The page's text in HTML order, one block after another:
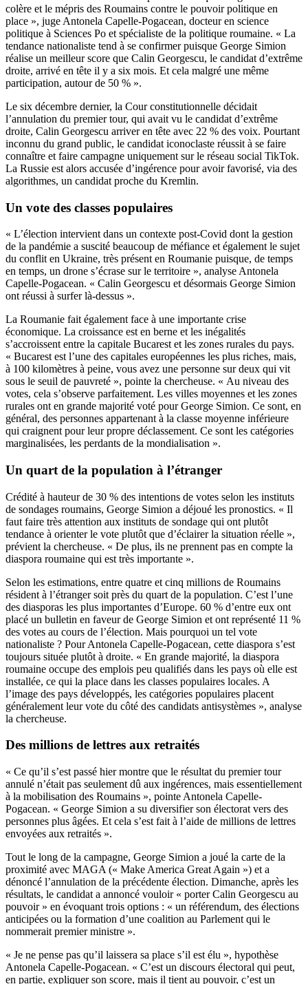
colère et le mépris des Roumains contre le pouvoir politique en
place », juge Antonela Capelle-Pogacean, docteur en science
politique à Sciences Po et spécialiste de la politique roumaine. « La
tendance nationaliste tend à se confirmer puisque George Simion
réalise un meilleur score que Calin Georgescu, le candidat d’extrême
droite, arrivé en tête il y a six mois. Et cela malgré une même
participation, autour de 50 % ».
Le six décembre dernier, la Cour constitutionnelle décidait
l’annulation du premier tour, qui avait vu le candidat d’extrême
droite, Calin Georgescu arriver en tête avec 22 % des voix. Pourtant
inconnu du grand public, le candidat iconoclaste réussit à se faire
connaître et faire campagne uniquement sur le réseau social TikTok.
La Russie est alors accusée d’ingérence pour avoir favorisé, via des
algorithmes, un candidat proche du Kremlin.
Un vote des classes populaires
« L’élection intervient dans un contexte post-Covid dont la gestion
de la pandémie a suscité beaucoup de méfiance et également le sujet
du conflit en Ukraine, très présent en Roumanie puisque, de temps
en temps, un drone s’écrase sur le territoire », analyse Antonela
Capelle-Pogacean. « Calin Georgescu et désormais George Simion
ont réussi à surfer là-dessus ».
La Roumanie fait également face à une importante crise
économique. La croissance est en berne et les inégalités
s’accroissent entre la capitale Bucarest et les zones rurales du pays.
« Bucarest est l’une des capitales européennes les plus riches, mais,
à 100 kilomètres à peine, vous avez une personne sur deux qui vit
sous le seuil de pauvreté », pointe la chercheuse. « Au niveau des
votes, cela s’observe parfaitement. Les villes moyennes et les zones
rurales ont en grande majorité voté pour George Simion. Ce sont, en
général, des personnes appartenant à la classe moyenne inférieure
qui craignent pour leur propre déclassement. Ce sont les catégories
marginalisées, les perdants de la mondialisation ».
Un quart de la population à l’étranger
Crédité à hauteur de 30 % des intentions de votes selon les instituts
de sondages roumains, George Simion a déjoué les pronostics. « Il
faut faire très attention aux instituts de sondage qui ont plutôt
tendance à orienter le vote plutôt que d’éclairer la situation réelle »,
prévient la chercheuse. « De plus, ils ne prennent pas en compte la
diaspora roumaine qui est très importante ».
Selon les estimations, entre quatre et cinq millions de Roumains
résident à l’étranger soit près du quart de la population. C’est l’une
des diasporas les plus importantes d’Europe. 60 % d’entre eux ont
placé un bulletin en faveur de George Simion et ont représenté 11 %
des votes au cours de l’élection. Mais pourquoi un tel vote
nationaliste ? Pour Antonela Capelle-Pogacean, cette diaspora s’est
toujours située plutôt à droite. « En grande majorité, la diaspora
roumaine occupe des emplois peu qualifiés dans les pays où elle est
installée, ce qui la place dans les classes populaires locales. A
l’image des pays développés, les catégories populaires placent
généralement leur vote du côté des candidats antisystèmes », analyse
la chercheuse.
Des millions de lettres aux retraités
« Ce qu’il s’est passé hier montre que le résultat du premier tour
annulé n’était pas seulement dû aux ingérences, mais essentiellement
à la mobilisation des Roumains », pointe Antonela Capelle-
Pogacean. « George Simion a su diversifier son électorat vers des
personnes plus âgées. Et cela s’est fait à l’aide de millions de lettres
envoyées aux retraités ».
Tout le long de la campagne, George Simion a joué la carte de la
proximité avec MAGA (« Make America Great Again ») et a
dénoncé l’annulation de la précédente élection. Dimanche, après les
résultats, le candidat a annoncé vouloir « porter Calin Georgescu au
pouvoir » en évoquant trois options : « un référendum, des élections
anticipées ou la formation d’une coalition au Parlement qui le
nommerait premier ministre ».
« Je ne pense pas qu’il laissera sa place s’il est élu », hypothèse
Antonela Capelle-Pogacean. « C’est un discours électoral qui peut,
en partie, expliquer son score, mais il tient au pouvoir, c’est un